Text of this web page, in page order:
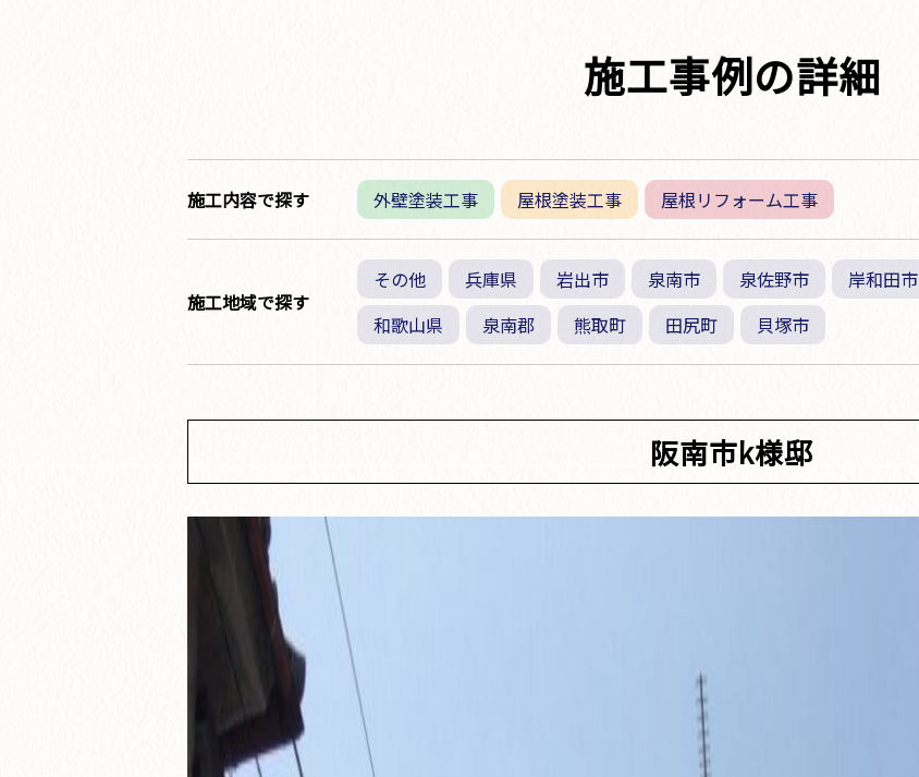
施工事例の詳細
施工内容で探す 外壁塗装工事 屋根塗装工事 屋根リフォーム工事
施工地域で探す
その他 兵庫県 岩出市 泉南市 泉佐野市 岸和田市
和歌山県
泉南郡 熊取町 田尻町 貝塚市
阪南市k様邸